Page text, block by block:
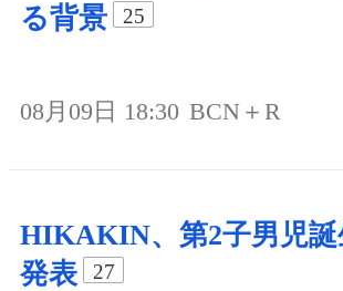
る背景
25
08月09日 18:30 BCN＋R
HIKAKIN、第2子男児誕
発表
27